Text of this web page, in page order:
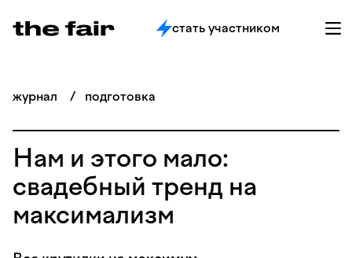
стать участником
журнал / подготовка
Нам и этого мало:
свадебный тренд на
максимализм